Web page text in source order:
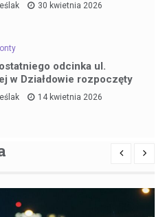
30 kwietnia 2026
odcinka ul.
w Działdowie rozpoczęty
14 kwietnia 2026